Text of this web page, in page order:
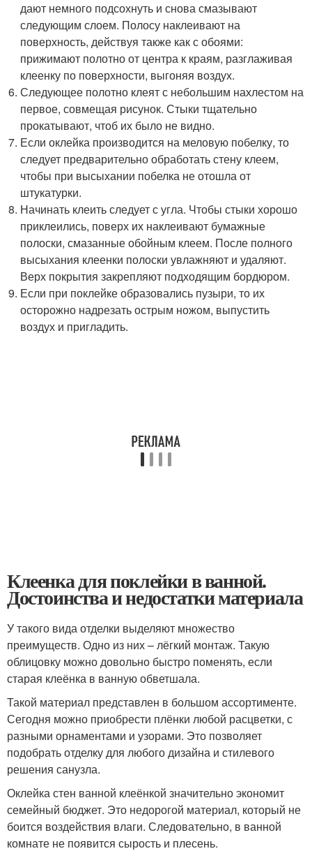
дают немного подсохнуть и снова смазывают
следующим слоем. Полосу наклеивают на
поверхность, действуя также как с обоями:
прижимают полотно от центра к краям, разглаживая
клеенку по поверхности, выгоняя воздух.
Следующее полотно клеят с небольшим нахлестом на
первое, совмещая рисунок. Стыки тщательно
прокатывают, чтоб их было не видно.
Если оклейка производится на меловую побелку, то
следует предварительно обработать стену клеем,
чтобы при высыхании побелка не отошла от
штукатурки.
Начинать клеить следует с угла. Чтобы стыки хорошо
приклеились, поверх их наклеивают бумажные
полоски, смазанные обойным клеем. После полного
высыхания клеенки полоски увлажняют и удаляют.
Верх покрытия закрепляют подходящим бордюром.
Если при поклейке образовались пузыри, то их
осторожно надрезать острым ножом, выпустить
воздух и пригладить.
Клеенка для поклейки в ванной.
Достоинства и недостатки материала
У такого вида отделки выделяют множество
преимуществ. Одно из них – лёгкий монтаж. Такую
облицовку можно довольно быстро поменять, если
старая клеёнка в ванную обветшала.
Такой материал представлен в большом ассортименте.
Сегодня можно приобрести плёнки любой расцветки, с
разными орнаментами и узорами. Это позволяет
подобрать отделку для любого дизайна и стилевого
решения санузла.
Оклейка стен ванной клеёнкой значительно экономит
семейный бюджет. Это недорогой материал, который не
боится воздействия влаги. Следовательно, в ванной
комнате не появится сырость и плесень.